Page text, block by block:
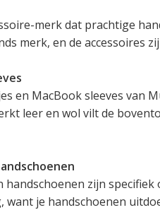
merk dat prachtige
merk, en de accessoires
en MacBook sleeves van
leer en wol vilt de
handschoenen zijn
want je handschoenen